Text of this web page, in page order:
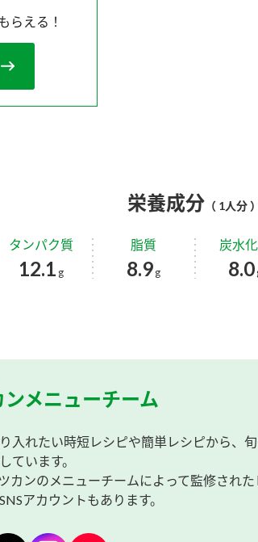
らえる！
栄養成分 （ 1人分 ）
タンパク質
12.1 g
脂質
8.9 g
炭水
8.0
ンメニューチーム
入れたい時短レシピや簡単レシピから、
ています。
カンのメニューチームによって監修され
アカウントもあります。